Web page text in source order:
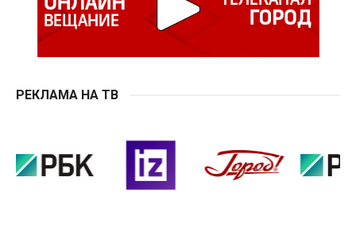
РЕКЛАМА НА ТВ